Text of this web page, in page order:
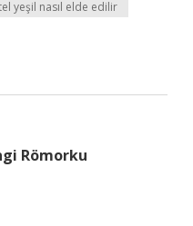
yeşil nasıl elde edilir
Römorku